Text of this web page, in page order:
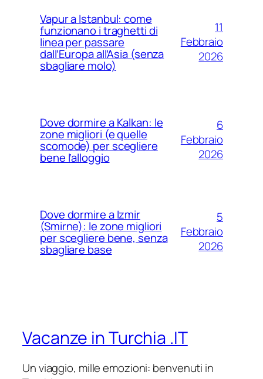
Vapur a Istanbul: come
funzionano i traghetti di
linea per passare
dall’Europa all’Asia (senza
sbagliare molo)
11
Febbraio
2026
Dove dormire a Kalkan: le
zone migliori (e quelle
scomode) per scegliere
bene l’alloggio
6
Febbraio
2026
Dove dormire a Izmir
(Smirne): le zone migliori
per scegliere bene, senza
sbagliare base
5
Febbraio
2026
Vacanze in Turchia .IT
Un viaggio, mille emozioni: benvenuti in